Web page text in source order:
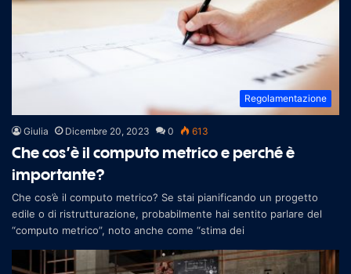
Regolamentazione
Giulia Dicembre 20, 2023 0 613
Che cos’è il computo metrico e perché è
importante?
Che cos’è il computo metrico? Se stai pianificando un progetto
edile o di ristrutturazione, probabilmente hai sentito parlare del
“computo metrico”, noto anche come “stima dei